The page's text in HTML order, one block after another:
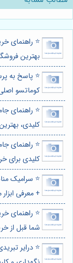
⭐️ راهنمای
بهترین
⭐️ پاسخ به
کوماتسو
⭐️ راهنمای
کلیدی،
⭐️ راهنمای
کلیدی برای
⭐️ سرامیک
+ معرفی
⭐️ راهنمای
شما قبل از
⭐️ درایر